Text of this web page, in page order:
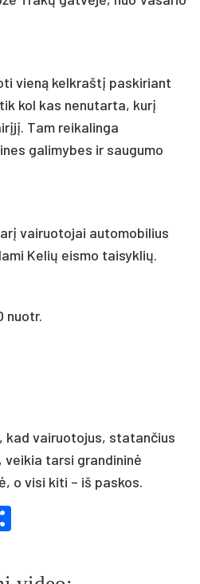
vieną kelkraštį paskiriant
kol kas nenutarta, kurį
Tam reikalinga
galimybes ir saugumo
vairuotojai automobilius
Kelių eismo taisyklių.
nuotr.
kad vairuotojus, statančius
veikia tarsi grandininė
o visi kiti – iš paskos.